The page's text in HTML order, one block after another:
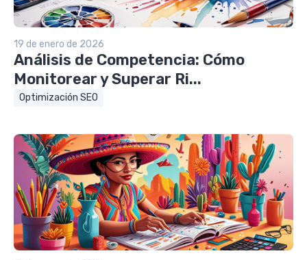
19 de enero de 2026
Análisis de Competencia: Cómo
Monitorear y Superar Ri...
Optimización SEO